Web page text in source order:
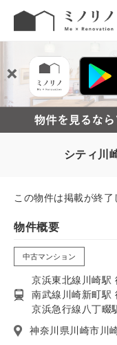
シティ川
この物件は掲載が終了
物件概要
中古マンション
京浜東北線川崎駅
南武線川崎新町駅
京浜急行線八丁畷
神奈川県川崎市川